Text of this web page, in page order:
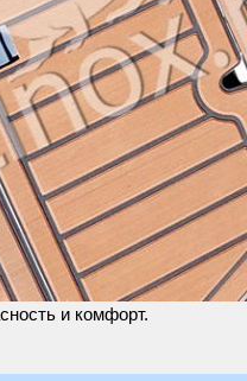
и комфорт.